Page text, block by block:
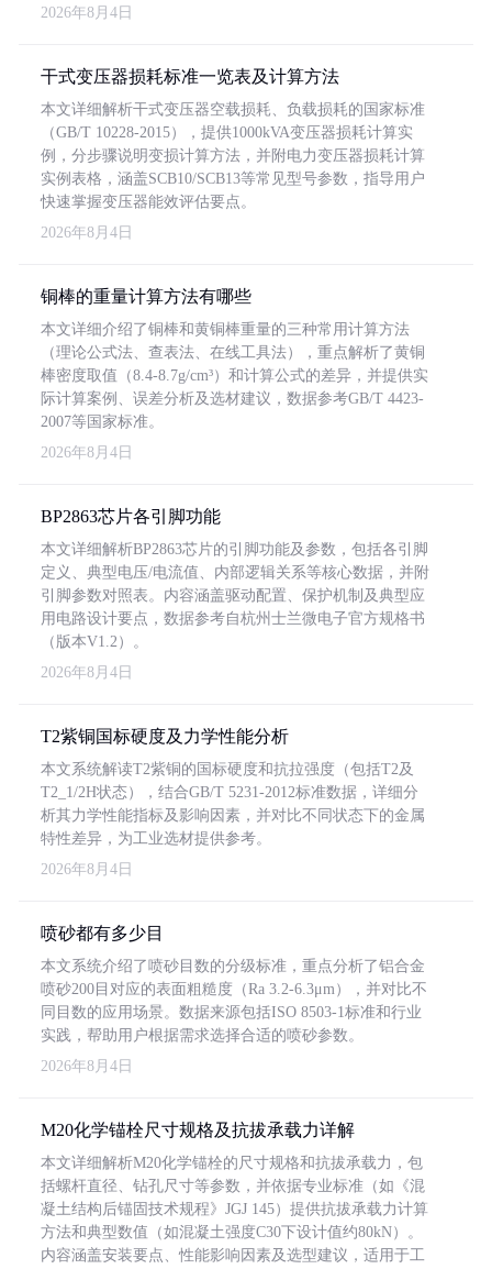
2026年8月4日
干式变压器损耗标准一览表及计算方法
本文详细解析干式变压器空载损耗、负载损耗的国家标准
（GB/T 10228-2015），提供1000kVA变压器损耗计算实
例，分步骤说明变损计算方法，并附电力变压器损耗计算
实例表格，涵盖SCB10/SCB13等常见型号参数，指导用户
快速掌握变压器能效评估要点。
2026年8月4日
铜棒的重量计算方法有哪些
本文详细介绍了铜棒和黄铜棒重量的三种常用计算方法
（理论公式法、查表法、在线工具法），重点解析了黄铜
棒密度取值（8.4-8.7g/cm³）和计算公式的差异，并提供实
际计算案例、误差分析及选材建议，数据参考GB/T 4423-
2007等国家标准。
2026年8月4日
BP2863芯片各引脚功能
本文详细解析BP2863芯片的引脚功能及参数，包括各引脚
定义、典型电压/电流值、内部逻辑关系等核心数据，并附
引脚参数对照表。内容涵盖驱动配置、保护机制及典型应
用电路设计要点，数据参考自杭州士兰微电子官方规格书
（版本V1.2）。
2026年8月4日
T2紫铜国标硬度及力学性能分析
本文系统解读T2紫铜的国标硬度和抗拉强度（包括T2及
T2_1/2H状态），结合GB/T 5231-2012标准数据，详细分
析其力学性能指标及影响因素，并对比不同状态下的金属
特性差异，为工业选材提供参考。
2026年8月4日
喷砂都有多少目
本文系统介绍了喷砂目数的分级标准，重点分析了铝合金
喷砂200目对应的表面粗糙度（Ra 3.2-6.3μm），并对比不
同目数的应用场景。数据来源包括ISO 8503-1标准和行业
实践，帮助用户根据需求选择合适的喷砂参数。
2026年8月4日
M20化学锚栓尺寸规格及抗拔承载力详解
本文详细解析M20化学锚栓的尺寸规格和抗拔承载力，包
括螺杆直径、钻孔尺寸等参数，并依据专业标准（如《混
凝土结构后锚固技术规程》JGJ 145）提供抗拔承载力计算
方法和典型数值（如混凝土强度C30下设计值约80kN）。
内容涵盖安装要点、性能影响因素及选型建议，适用于工